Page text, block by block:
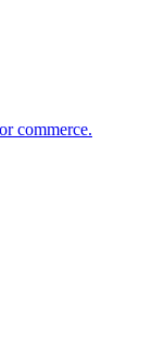
commerce.